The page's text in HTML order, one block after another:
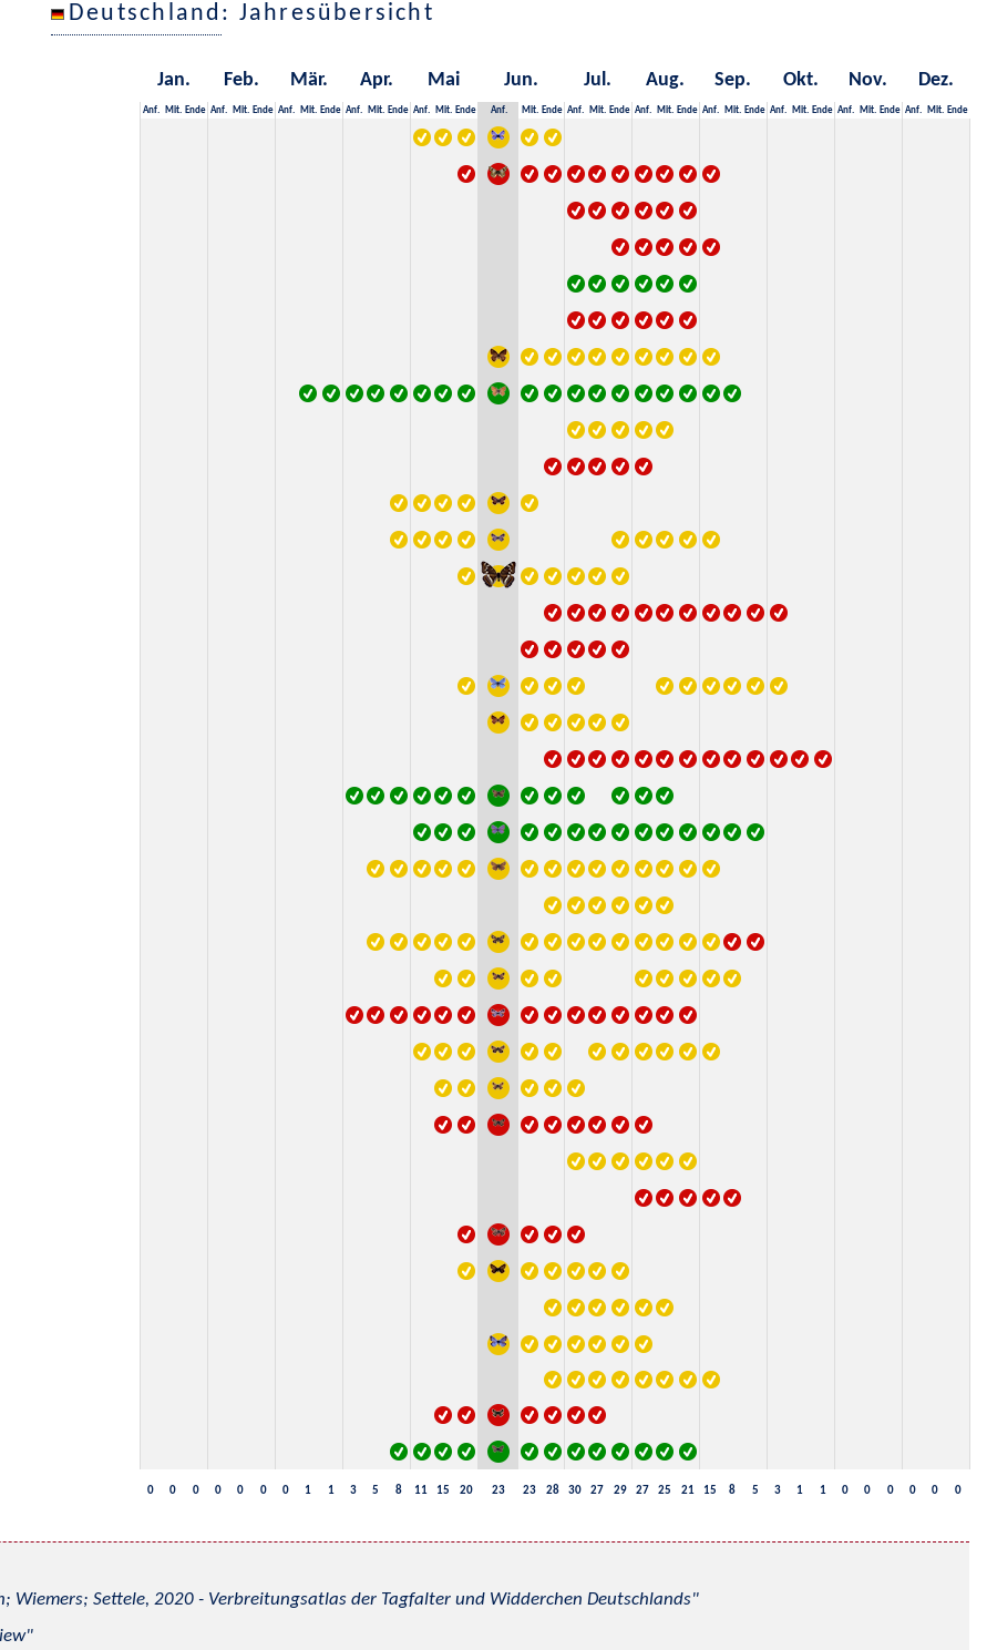
Deutschland : Jahresübersicht
Jan. Feb. Mär. Apr. Mai Jun. Jul. Aug. Sep. Okt. Nov. Dez.
Anf. Mit. Ende Anf. Mit. Ende Anf. Mit. Ende Anf. Mit. Ende Anf. Mit. Ende Anf. Mit. Ende Anf. Mit. Ende Anf. Mit. Ende Anf. Mit. Ende Anf. Mit. Ende Anf. Mit. Ende Anf. Mit. Ende
0 0 0 0 0 0 0 1 1 3 5 8 11 15 20 23 23 28 30 27 29 27 25 21 15 8 5 3 1 1 0 0 0 0 0 0
Wiemers; Settele, 2020 - Verbreitungsatlas der Tagfalter und Widderchen Deutschlands